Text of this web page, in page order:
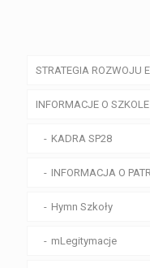
STRATEGIA ROZWOJU
INFORMACJE O SZKOLE
KADRA SP28
INFORMACJA O
Hymn Szkoły
mLegitymacje